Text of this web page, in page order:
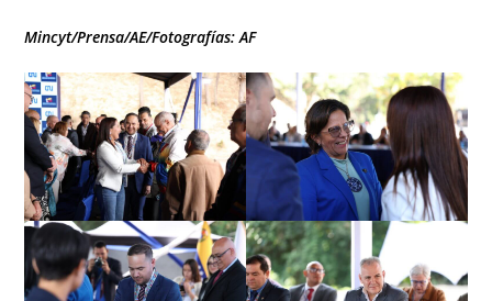
Mincyt/Prensa/AE/Fotografías: AF